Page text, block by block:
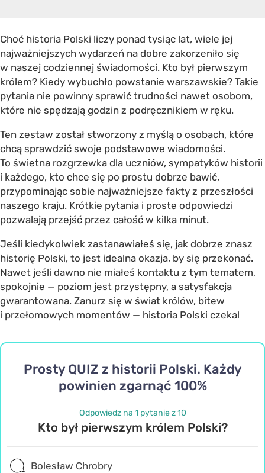
Choć historia Polski liczy ponad tysiąc lat, wiele jej
najważniejszych wydarzeń na dobre zakorzeniło się
w naszej codziennej świadomości. Kto był pierwszym
królem? Kiedy wybuchło powstanie warszawskie? Takie
pytania nie powinny sprawić trudności nawet osobom,
które nie spędzają godzin z podręcznikiem w ręku.
Ten zestaw został stworzony z myślą o osobach, które
chcą sprawdzić swoje podstawowe wiadomości.
To świetna rozgrzewka dla uczniów, sympatyków historii
i każdego, kto chce się po prostu dobrze bawić,
przypominając sobie najważniejsze fakty z przeszłości
naszego kraju. Krótkie pytania i proste odpowiedzi
pozwalają przejść przez całość w kilka minut.
Jeśli kiedykolwiek zastanawiałeś się, jak dobrze znasz
historię Polski, to jest idealna okazja, by się przekonać.
Nawet jeśli dawno nie miałeś kontaktu z tym tematem,
spokojnie — poziom jest przystępny, a satysfakcja
gwarantowana. Zanurz się w świat królów, bitew
i przełomowych momentów — historia Polski czeka!
Prosty QUIZ z historii Polski. Każdy
powinien zgarnąć 100%
Odpowiedz na 1 pytanie z 10
Kto był pierwszym królem Polski?
Bolesław Chrobry